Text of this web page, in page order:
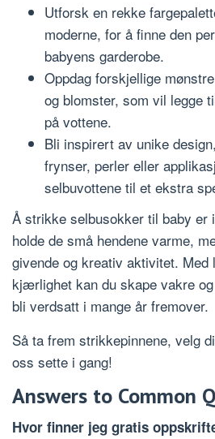
Utforsk en rekke
moderne, for å finne den
babyens garderobe.
Oppdag forskjellige
og blomster, som vil legge
på vottene.
Bli inspirert av unike
frynser, perler eller
selbuvottene til et ekstra
Å strikke selbusokker til baby er
holde de små hendene varme,
givende og kreativ aktivitet. Med
kjærlighet kan du skape vakre
bli verdsatt i mange år fremover.
Så ta frem strikkepinnene, velg
oss sette i gang!
Answers to Common
Hvor finner jeg gratis